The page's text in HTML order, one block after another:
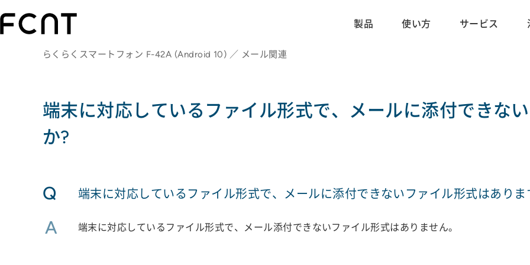
製品 使い方 サービス
らくらくスマートフォン F-42A (Android 10) ／ メール関連
端末に対応しているファイル形式で、メールに添付できな
か?
Q 端末に対応しているファイル形式で、メールに添付できないファイル形式はありま
A 端末に対応しているファイル形式で、メール添付できないファイル形式はありません。